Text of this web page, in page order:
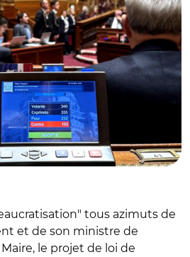
tous azimuts de
et de son ministre de
le projet de loi de